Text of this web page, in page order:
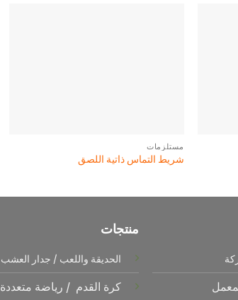
مستلزمات
شريط التماس ذاتية اللصق
منتجات
الحديقة واللعب / جدار العشب
كرة القدم / رياضة متعددة